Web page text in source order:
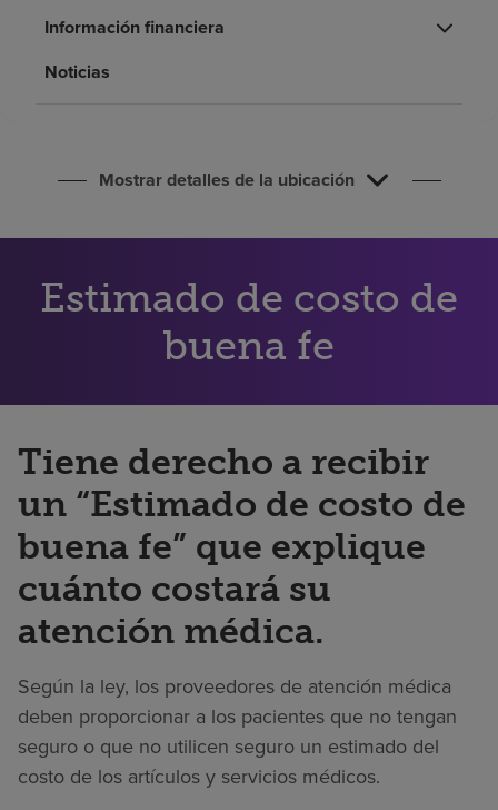
Acerca de nosotros
Información financiera
Noticias
Mostrar detalles de la ubicación
Estimado de costo de
buena fe
Tiene derecho a recibir
un “Estimado de costo de
buena fe” que explique
cuánto costará su
atención médica.
Según la ley, los proveedores de atención médica
deben proporcionar a los pacientes que no tengan
seguro o que no utilicen seguro un estimado del
costo de los artículos y servicios médicos.